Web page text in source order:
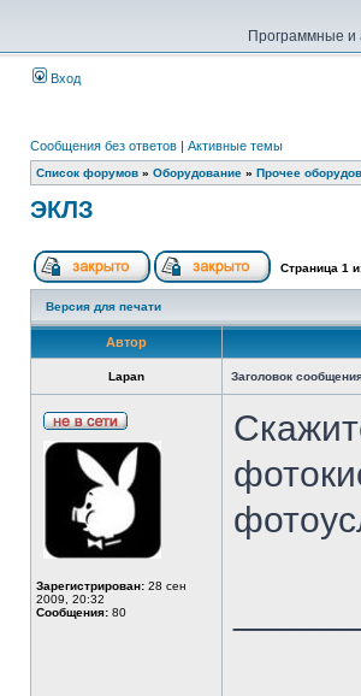
Программные и
Вход
Сообщения без ответов | Активные темы
Список форумов » Оборудование » Прочее
ЭКЛЗ
Страница 1
Версия для печати
Автор
Lapan Заголовок
Зарегистрирован: 28 сен
2009, 20:32
Сообщения: 80